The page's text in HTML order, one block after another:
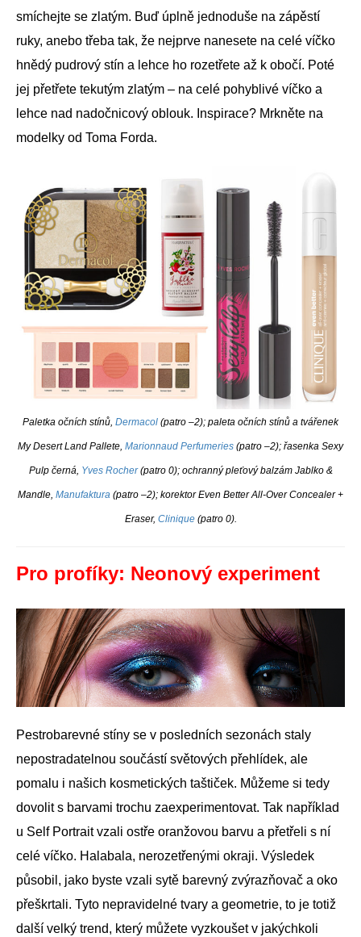
smíchejte se zlatým. Buď úplně jednoduše na zápěstí
ruky, anebo třeba tak, že nejprve nanesete na celé víčko
hnědý pudrový stín a lehce ho rozetřete až k obočí. Poté
jej přetřete tekutým zlatým – na celé pohyblivé víčko a
lehce nad nadočnicový oblouk. Inspirace? Mrkněte na
modelky od Toma Forda.
Paletka očních stínů, Dermacol (patro –2); paleta očních stínů a tvářenek
My Desert Land Pallete, Marionnaud Perfumeries (patro –2); řasenka Sexy
Pulp černá, Yves Rocher(patro 0); ochranný pleťový balzám Jablko &
Mandle, Manufaktura (patro –2); korektor Even Better All-Over Concealer +
Eraser, Clinique(patro 0).
Pro profíky: Neonový experiment
Pestrobarevné stíny se v posledních sezonách staly
nepostradatelnou součástí světových přehlídek, ale
pomalu i našich kosmetických taštiček. Můžeme si tedy
dovolit s barvami trochu zaexperimentovat. Tak například
u Self Portrait vzali ostře oranžovou barvu a přetřeli s ní
celé víčko. Halabala, nerozetřenými okraji. Výsledek
působil, jako byste vzali sytě barevný zvýrazňovač a oko
přeškrtali. Tyto nepravidelné tvary a geometrie, to je totiž
další velký trend, který můžete vyzkoušet v jakýchkoli